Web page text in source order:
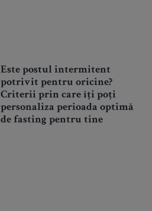
Este postul intermitent
potrivit pentru oricine?
Criterii prin care îți poți
personaliza perioada optimă
de fasting pentru tine